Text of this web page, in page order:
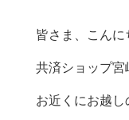
皆さま、こんに
共済ショップ宮
お近くにお越